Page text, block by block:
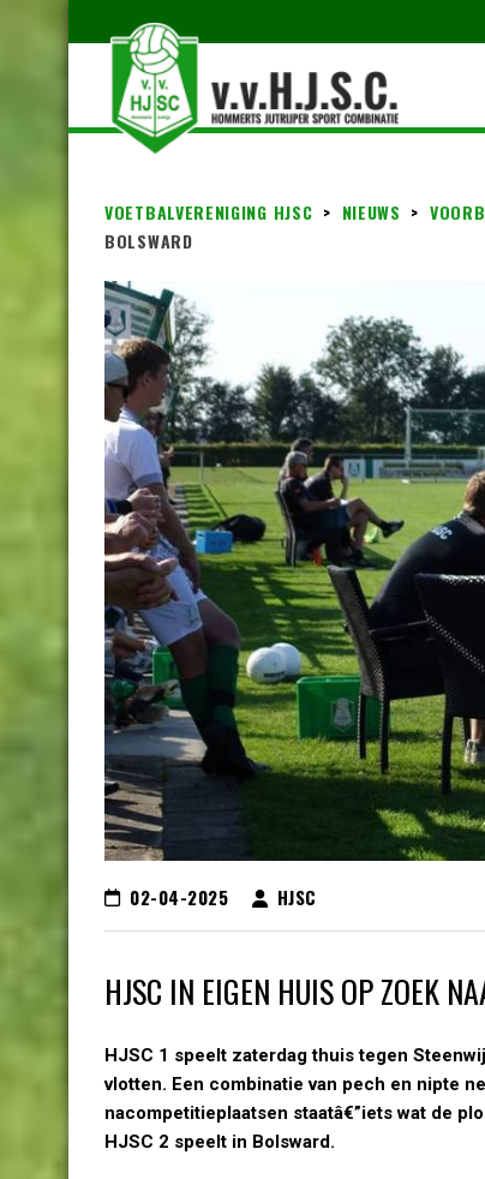
VOETBALVERENIGING HJSC > NIEUWS >
BOLSWARD
02-04-2025 HJSC
HJSC IN EIGEN HUIS OP ZOEK
HJSC 1 speelt zaterdag thuis tegen
vlotten. Een combinatie van pech en nipte
nacompetitieplaatsen staatâ€”iets wat de
HJSC 2 speelt in Bolsward.